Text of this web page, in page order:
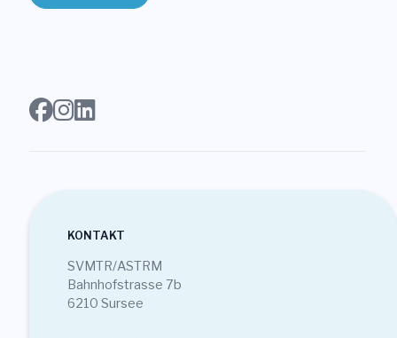
Login
KONTAKT
SVMTR/ASTRM
Bahnhofstrasse 7b
6210 Sursee